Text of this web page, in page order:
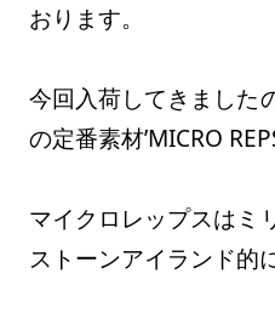
おります。
今回入荷してきました
の定番素材’MICRO
マイクロレップスはミ
ストーンアイランド的